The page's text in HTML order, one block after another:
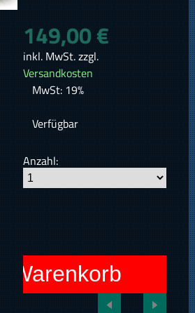
149,00 €
inkl. MwSt. zzgl.
Versandkosten
MwSt: 19%
Verfügbar
Anzahl:
Warenkorb